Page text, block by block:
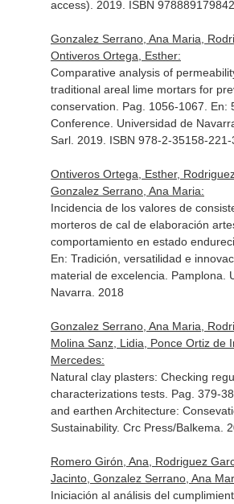
access). 2019. ISBN
Gonzalez Serrano, Ana Maria,
Ontiveros Ortega, Esther:
Comparative analysis of
traditional areal lime mortars for
conservation. Pag. 1056-1067. En:
Conference. Universidad de
Sarl. 2019. ISBN 978-2-35158-221-
Ontiveros Ortega, Esther,
Gonzalez Serrano, Ana Maria:
Incidencia de los valores de
morteros de cal de elaboración
comportamiento en estado
En: Tradición, versatilidad e
material de excelencia . Pamplona.
Navarra. 2018
Gonzalez Serrano, Ana Maria,
Molina Sanz, Lidia, Ponce Ortiz de
Mercedes:
Natural clay plasters: Checking
characterizations tests. Pag. 379-
and earthen Architecture:
Sustainability. Crc Press/Balkema.
Romero Girón, Ana, Rodriguez
Jacinto, Gonzalez Serrano, Ana
Iniciación al análisis del